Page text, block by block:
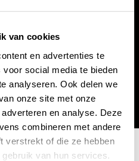
van cookies
en advertenties te
social media te bieden
analyseren. Ook delen we
onze site met onze
en analyse. Deze
combineren met andere
verstrekt of die ze hebben
van hun services.